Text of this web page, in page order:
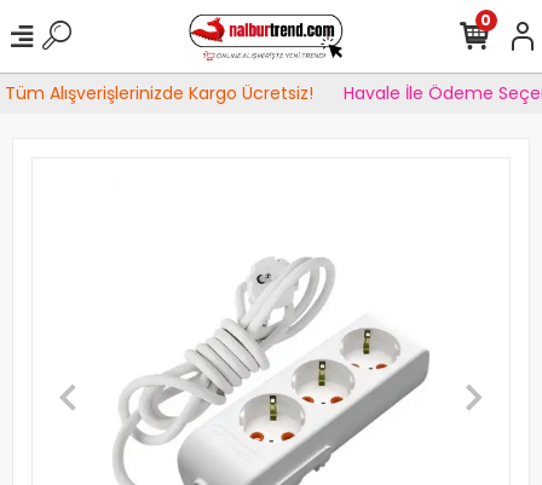
Alışverişlerinizde Kargo Ücretsiz! Havale İle Ödeme
0